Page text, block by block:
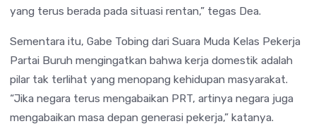
yang terus berada pada situasi rentan,” tegas Dea.
Sementara itu, Gabe Tobing dari Suara Muda Kelas Pekerja
Partai Buruh mengingatkan bahwa kerja domestik adalah
pilar tak terlihat yang menopang kehidupan masyarakat.
“Jika negara terus mengabaikan PRT, artinya negara juga
mengabaikan masa depan generasi pekerja,” katanya.